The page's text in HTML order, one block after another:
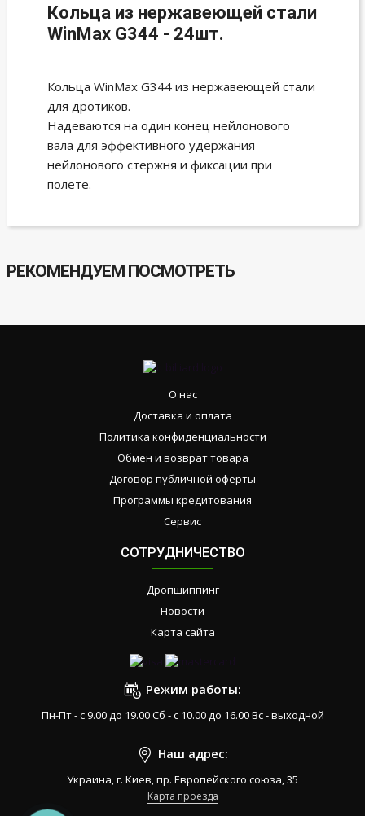
Кольца из нержавеющей стали
WinMax G344 - 24шт.
Кольца WinMax G344 из нержавеющей стали
для дротиков.
Надеваются на один конец нейлонового
вала для эффективного удержания
нейлонового стержня и фиксации при
полете.
РЕКОМЕНДУЕМ ПОСМОТРЕТЬ
О нас
Доставка и оплата
Политика конфиденциальности
Обмен и возврат товара
Договор публичной оферты
Программы кредитования
Сервис
СОТРУДНИЧЕСТВО
Дропшиппинг
Новости
Карта сайта
Режим работы:
Пн-Пт - с 9.00 до 19.00 Сб - с 10.00 до 16.00 Вс - выходной
Наш адрес:
Украина, г. Киев, пр. Европейского союза, 35
Карта проезда